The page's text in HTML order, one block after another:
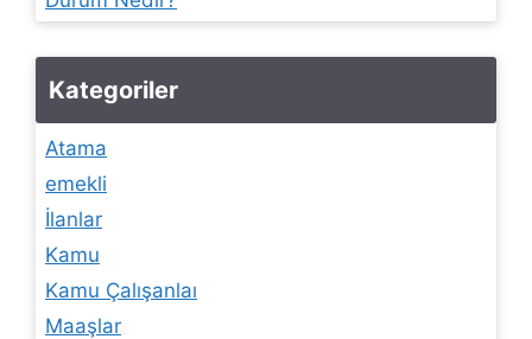
Kategoriler
Atama
emekli
İlanlar
Kamu
Kamu Çalışanlaı
Maaşlar